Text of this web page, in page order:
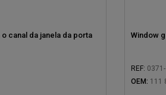
canal da janela da porta
Window
REF:
OEM: 111